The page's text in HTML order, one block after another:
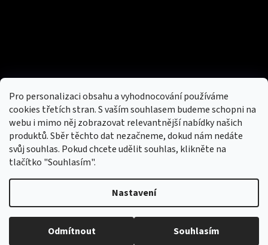
Pro personalizaci obsahu a vyhodnocování používáme
cookies třetích stran. S vaším souhlasem budeme schopni na
webu i mimo něj zobrazovat relevantnější nabídky našich
produktů. Sběr těchto dat nezačneme, dokud nám nedáte
svůj souhlas. Pokud chcete udělit souhlas, klikněte na
tlačítko "Souhlasím".
Nastavení
Odmítnout Souhlasím
Nový obchod s batohy, cestovními zavazadly, tašky a peněženky
Copyright 2026hotovebryle.cz
. Všechna práva